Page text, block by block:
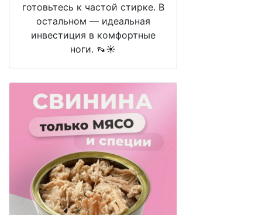
готовьтесь к частой стирке. В
остальном — идеальная
инвестиция в комфортные
ноги. 👡☀️